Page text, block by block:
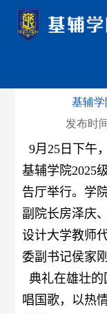
基辅学
发布时
9月25 日下午，
基辅学院2025
告厅举行。 学
副院长房泽庆
设计大学教师
委副书记侯家
典礼在雄壮
唱国歌，以热